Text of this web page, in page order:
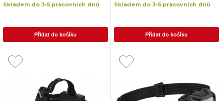
Skladem do 3-5 pracovních dnů
Přidat do košíku
Skladem do 3-5 pracovních dnů
Přidat do košíku